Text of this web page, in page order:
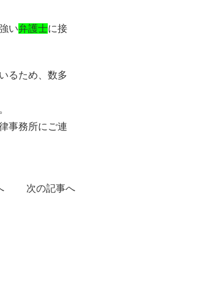
い弁護士に接
るため、数多
事務所にご連
へ 次の記事へ